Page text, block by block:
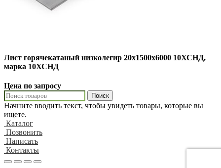
Лист горячекатаный низколегир 20х1500х6000 10ХСНД,
марка 10ХСНД
Цена по запросу
Поиск
Начните вводить текст, чтобы увидеть товары, которые вы
ищете.
Каталог
Позвонить
Написать
Контакты